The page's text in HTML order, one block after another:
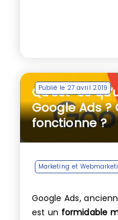
Publié le 27 avril 2019
Qu’est-ce
Google Ads
fonctionne ?
Marketing et
Google Ads,
est un formidable